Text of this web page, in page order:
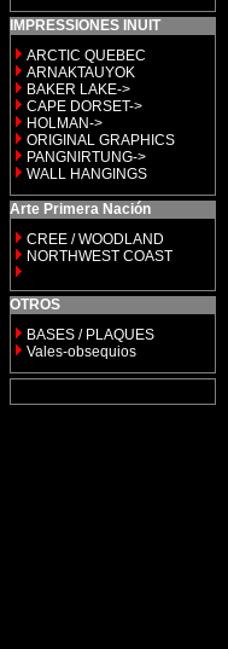
IMPRESSIONES INUIT
ARCTIC QUEBEC
ARNAKTAUYOK
BAKER LAKE->
CAPE DORSET->
HOLMAN->
ORIGINAL GRAPHICS
PANGNIRTUNG->
WALL HANGINGS
Arte Primera Nación
CREE / WOODLAND
NORTHWEST COAST
OTROS
BASES / PLAQUES
Vales-obsequios